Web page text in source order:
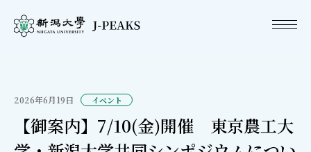
【御案内】7/10(金)開催 東京農工大
2026年6月19日 イベント